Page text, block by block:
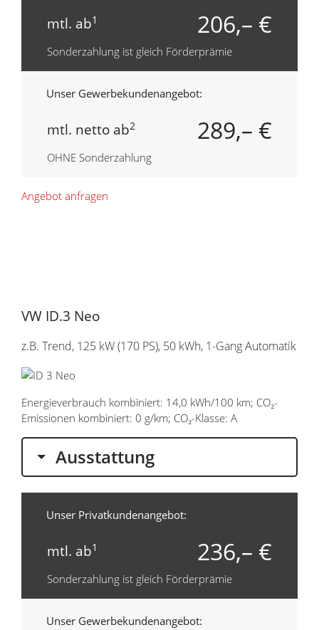
mtl. ab1 206,– €
Sonderzahlung ist gleich Förderprämie
Unser Gewerbekundenangebot:
mtl. netto ab2 289,– €
OHNE Sonderzahlung
Angebot anfragen
VW ID.3 Neo
z.B. Trend, 125 kW (170 PS), 50 kWh, 1-Gang Automatik
Energieverbrauch kombiniert: 14,0 kWh/100 km; CO₂-
Emissionen kombiniert: 0 g/km; CO₂-Klasse: A
Ausstattung
Unser Privatkundenangebot:
mtl. ab1 236,– €
Sonderzahlung ist gleich Förderprämie
Unser Gewerbekundenangebot: